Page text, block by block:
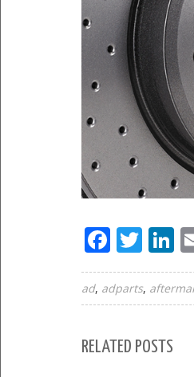
ad adparts
RELATED POSTS